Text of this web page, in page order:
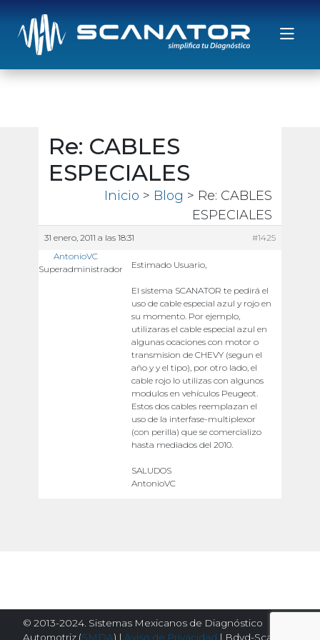
Saltar al contenido
Re: CABLES
ESPECIALES
Inicio > Blog > Re: CABLES
ESPECIALES
31 enero, 2011 a las 18:31
#1425
AntonioVC
Superadministrador
Estimado Usuario,
El sistema SCANATOR te pedirá el
uso de cable especial azul y rojo en
su momento. Por ejemplo,
utilizaras el cable especial azul en
algunas ocaciones con motor o
transmision de CHEVY (segun el
año y y el tipo), por otro lado, el
cable rojo lo utilizas con algunos
modulos en vehículos Peugeot.
Estos dos cables reemplazan el
uso de la interfase-multiplexor
(con perilla) que se comercializo
hasta mediados del 2010.
SALUDOS
AntonioVC
© 2013-2024. Sistemas Mexicanos de Diagnóstico
Automotriz (SMDA) | Aviso de Privacidad | Bdyd-Scanator